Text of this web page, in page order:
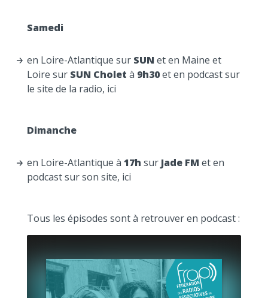
Samedi
en Loire-Atlantique sur SUN et en Maine et
Loire sur SUN Cholet à 9h30et en podcast sur
le site de la radio, ici
Dimanche
en Loire-Atlantique à 17h sur Jade FM et en
podcast sur son site, ici
Tous les épisodes sont à retrouver en podcast :